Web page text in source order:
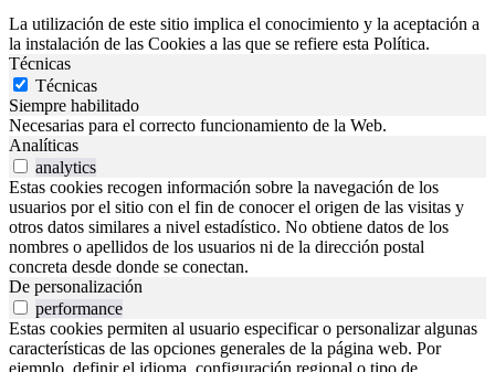
La utilización de este sitio implica el conocimiento y la aceptación a
la instalación de las Cookies a las que se refiere esta Política.
Técnicas
Técnicas
Siempre habilitado
Necesarias para el correcto funcionamiento de la Web.
Analíticas
analytics
Estas cookies recogen información sobre la navegación de los
usuarios por el sitio con el fin de conocer el origen de las visitas y
otros datos similares a nivel estadístico. No obtiene datos de los
nombres o apellidos de los usuarios ni de la dirección postal
concreta desde donde se conectan.
De personalización
performance
Estas cookies permiten al usuario especificar o personalizar algunas
características de las opciones generales de la página web. Por